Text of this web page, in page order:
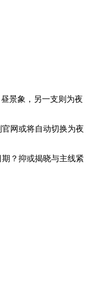
景象，另一支则为夜
网或将自动切换为夜
？抑或揭晓与主线紧